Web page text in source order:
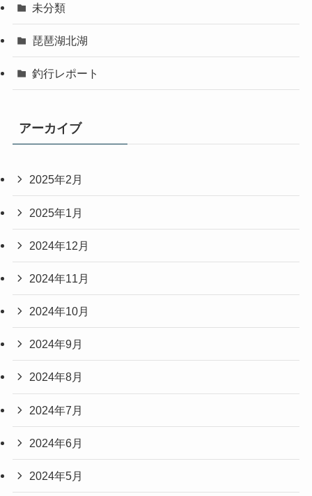
未分類
琵琶湖北湖
釣行レポート
アーカイブ
2025年2月
2025年1月
2024年12月
2024年11月
2024年10月
2024年9月
2024年8月
2024年7月
2024年6月
2024年5月